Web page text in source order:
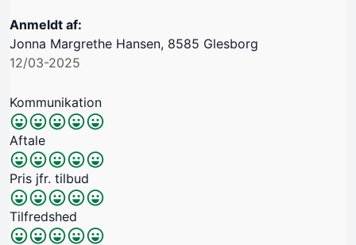
Anmeldt af:
Jonna Margrethe Hansen, 8585 Glesborg
12/03-2025
Kommunikation
Aftale
Pris jfr. tilbud
Tilfredshed